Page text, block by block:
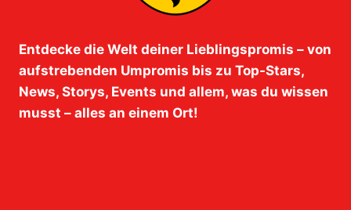
Entdecke die Welt deiner Lieblingspromis – von
aufstrebenden Umpromis bis zu Top-Stars,
News, Storys, Events und allem, was du wissen
musst – alles an einem Ort!